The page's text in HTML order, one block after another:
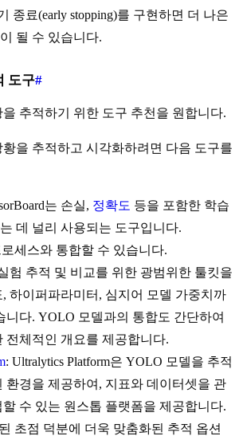
종료(early stopping)를 구현하면 더 나은
될 수 있습니다.
도구#
추적하기 위한 도구 추천을 원합니다.
황을 추적하고 시각화하려면 다음 도구를
는 손실, 정확도 등을 포함한 학습
데 널리 사용되는 도구입니다.
세스와 통합할 수 있습니다.
험 추적 및 비교를 위한 광범위한 툴킷을
하이퍼파라미터, 심지어 모델 가중치까
니다. YOLO 모델과의 통합도 간단하여
전체적인 개요를 제공합니다.
: Ultralytics Platform은 YOLO 모델을 추적
환경을 제공하여, 지표와 데이터셋을 관
수 있는 원스톱 플랫폼을 제공합니다.
초점 덕분에 더욱 맞춤화된 추적 옵션